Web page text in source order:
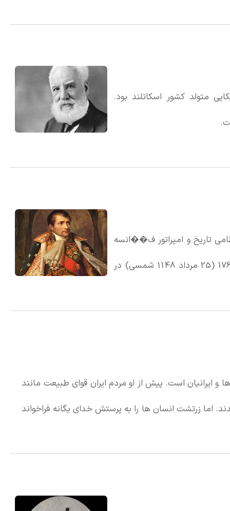
و مخترع آمریکایی متولد کشور اسکاتلند بود.
نظامی تاریخ و امپراتور ف��انسه
بود. او بیشتر اروپا را فتح کرد. ناپلئون در 15 آگوست سال 1769 (25 مرداد 1148 شمسی) در
وکیل بی پول بود. ناپلئون در
گیرودار انقلاب و اختلافات
و ایرانیان است. پیش از او مردم ایران قوای طبیعت مانند
اما زرتشت انسان ها را به پرستش خدای یگانه فراخواند